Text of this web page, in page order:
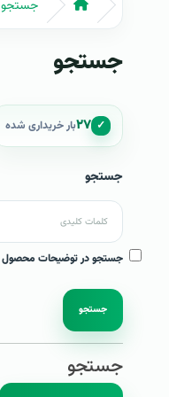
جستجو
جستجو
✓ ۲۷بار خریداری شده
جستجو
جستجو در توضیحات محصول
جستجو
جستجو